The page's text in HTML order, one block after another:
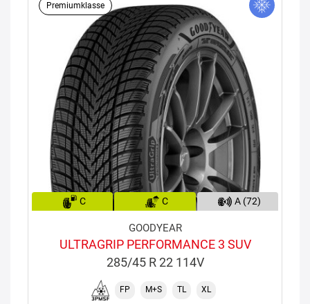
Premiumklasse
C C A (72)
GOODYEAR
ULTRAGRIP PERFORMANCE 3 SUV
285/45 R 22 114V
FP M+S TL XL